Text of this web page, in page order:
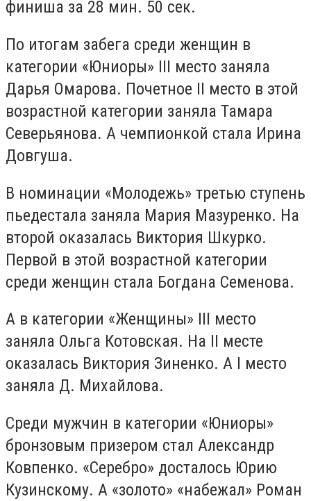
финиша за 28 мин. 50 сек.
По итогам забега среди женщин в
категории «Юниоры» III место заняла
Дарья Омарова. Почетное II место в этой
возрастной категории заняла Тамара
Северьянова. А чемпионкой стала Ирина
Довгуша.
В номинации «Молодежь» третью ступень
пьедестала заняла Мария Мазуренко. На
второй оказалась Виктория Шкурко.
Первой в этой возрастной категории
среди женщин стала Богдана Семенова.
А в категории «Женщины» III место
заняла Ольга Котовская. На II месте
оказалась Виктория Зиненко. А I место
заняла Д. Михайлова.
Среди мужчин в категории «Юниоры»
бронзовым призером стал Александр
Ковпенко. «Серебро» досталось Юрию
Кузинскому. А «золото» «набежал» Роман